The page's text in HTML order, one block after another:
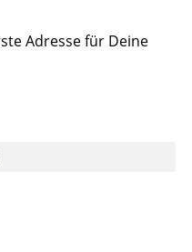
Adresse für Deine